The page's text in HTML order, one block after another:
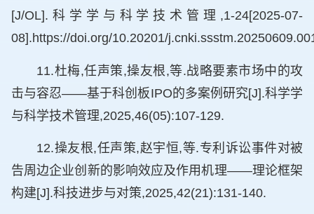
[J/OL].科学学与科学技术管理,1-24[2025-07-
08].https://doi.org/10.20201/
11.杜梅,任声策,操友根,等.战略要素市场中的攻
击与容忍——基于科创板IPO的多案例研究[J].科学学
与科学技术管理,2025,46(05):107-129.
12.操友根,任声策,赵宇恒,等.专利诉讼事件对被
告周边企业创新的影响效应及作用机理——理论框架
构建[J].科技进步与对策,2025,42(21):131-140.